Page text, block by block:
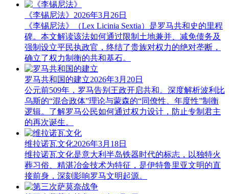
《李锡尼法》 2026年3月26日
《李锡尼法》（Lex Licinia Sextia）是罗马共和史的里程
碑。本文解读该法如何通过限制土地兼并、减免债务及
强制设立平民执政官，终结了贵族对权力的绝对垄断，
确立了权力制衡的共和基石。
罗马共和国的建立2026年3月20日
公元前509年，罗马告别王政开启共和。深度解析波利比
乌斯的“混合政体”理论与蒙森的“同僚性、年度性”制衡
逻辑。了解罗马公民如何通过权力设计，防止专制君主
的再次诞生。
维拉诺瓦文化2026年3月18日
维拉诺瓦文化是意大利半岛铁器时代的标志，以独特火
葬习俗、精湛冶金技术为特征，是伊特鲁里亚文明的直
接前身，深刻影响罗马文明起源。